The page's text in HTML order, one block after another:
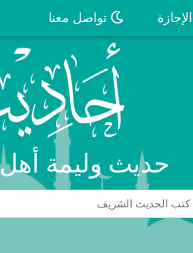
الإجازة تواصل معنا
حديث وليمة